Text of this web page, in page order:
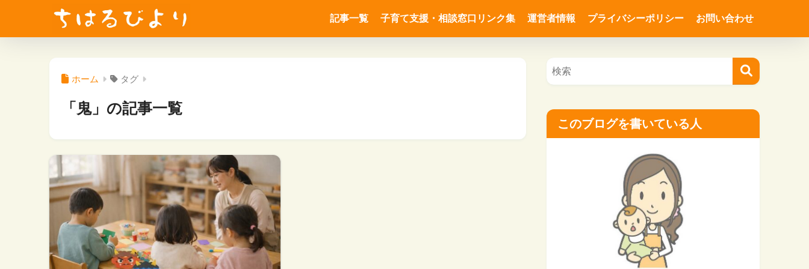
記事一覧 子育て支援・相談窓口リンク集 運営者情報 プライバシーポリシー お問い合わせ
ホーム タグ
「鬼」の記事一覧
このブログを書いている人